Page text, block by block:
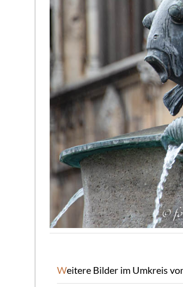
Weitere Bilder im Umkreis